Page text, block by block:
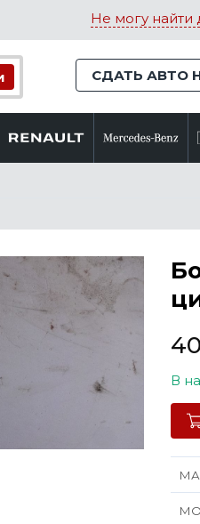
Не могу найти
СДАТЬ АВТО
В